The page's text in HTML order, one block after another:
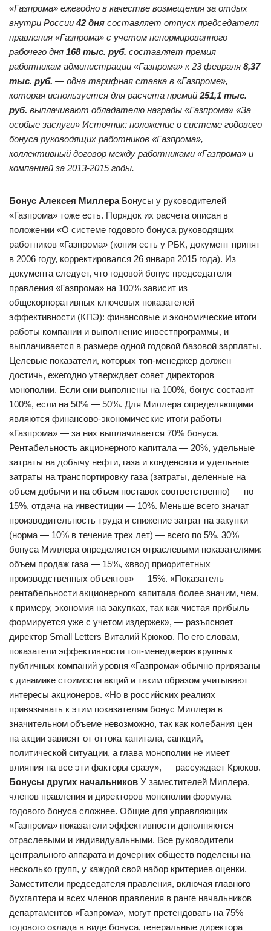
«Газпрома» ежегодно в качестве возмещения за отдых
внутри России 42 дня составляет отпуск председателя
правления «Газпрома» с учетом ненормированного
рабочего дня 168 тыс. руб. составляет премия
работникам администрации «Газпрома» к 23 февраля 8,37
тыс. руб. — одна тарифная ставка в «Газпроме»,
которая используется для расчета премий 251,1 тыс.
руб. выплачивают обладателю награды «Газпрома» «За
особые заслуги» Источник: положение о системе годового
бонуса руководящих работников «Газпрома»,
коллективный договор между работниками «Газпрома» и
компанией за 2013-2015 годы.
Бонус Алексея МиллераБонусы у руководителей
«Газпрома» тоже есть. Порядок их расчета описан в
положении «О системе годового бонуса руководящих
работников «Газпрома» (копия есть у РБК, документ принят
в 2006 году, корректировался 26 января 2015 года). Из
документа следует, что годовой бонус председателя
правления «Газпрома» на 100% зависит из
общекорпоративных ключевых показателей
эффективности (КПЭ): финансовые и экономические итоги
работы компании и выполнение инвестпрограммы, и
выплачивается в размере одной годовой базовой зарплаты.
Целевые показатели, которых топ-менеджер должен
достичь, ежегодно утверждает совет директоров
монополии. Если они выполнены на 100%, бонус составит
100%, если на 50% — 50%. Для Миллера определяющими
являются финансово-экономические итоги работы
«Газпрома» — за них выплачивается 70% бонуса.
Рентабельность акцио​нерного капитала — 20%, удельные
затраты на добычу нефти, газа и конденсата и удельные
затраты на транспортировку газа (затраты, деленные на
объем добычи и на объем поставок соответственно) — по
15%, отдача на инвестиции — 10%. Меньше всего значат
производительность труда и снижение затрат на закупки
(норма — 10% в течение трех лет) — всего по 5%.​ 30%
бонуса Миллера определяется отраслевыми показателями:
объем продаж газа — 15%, «ввод приоритетных
производственных объектов» — 15%. «Показатель
рентабельности акционерного капитала более значим, чем,
к примеру, экономия на закупках, так как чистая прибыль
формируется уже с учетом издержек», — разъясняет
директор Small Letters Виталий Крюков. По его словам,
показатели эффективности топ-менеджеров крупных
публичных компаний уровня «Газпрома» обычно привязаны
к динамике стоимости акций и таким образом учитывают
интересы акционеров. «Но в российских реалиях
привязывать к этим показателям бонус Миллера в
значительном объеме невозможно, так как колебания цен
на акции зависят от оттока капитала, санкций,
политической ситуации, а глава монополии не имеет
влияния на все эти факторы сразу», — рассуждает Крюков.
Бонусы других начальников У заместителей Миллера,
членов правления и директоров монополии формула
годового бонуса сложнее. Общие для управляющих
«Газпрома» показатели эффективности дополняются
отраслевыми и индивидуальными. Все руководители
центрального аппарата и дочерних обществ поделены на
несколько групп, у каждой свой набор критериев оценки.
Заместители председателя правления, включая главного
бухгалтера и всех членов правления в ранге начальников
департаментов «Газпрома», могут претендовать на 75%
годового оклада в виде бонуса, генеральные директора